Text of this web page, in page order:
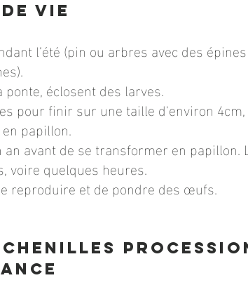
vie
l’été (pin ou arbres avec des
éclosent des larves.
pour finir sur une taille d'environ
papillon.
avant de se transformer en papillon.
voire quelques heures.
reproduire et de pondre des œufs.
chenilles